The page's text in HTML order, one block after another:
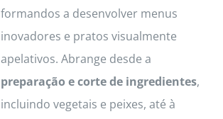
page
formandos a desenvolver menus
inovadores e pratos visualmente
apelativos. Abrange desde a
preparação e corte de ingredientes,
incluindo vegetais e peixes, até à